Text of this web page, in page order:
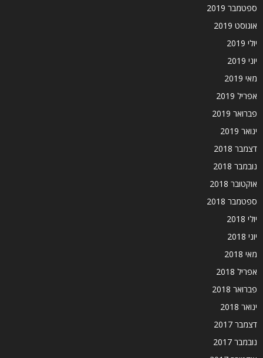
ספטמבר 2019
אוגוסט 2019
יולי 2019
יוני 2019
מאי 2019
אפריל 2019
פברואר 2019
ינואר 2019
דצמבר 2018
נובמבר 2018
אוקטובר 2018
ספטמבר 2018
יולי 2018
יוני 2018
מאי 2018
אפריל 2018
פברואר 2018
ינואר 2018
דצמבר 2017
נובמבר 2017